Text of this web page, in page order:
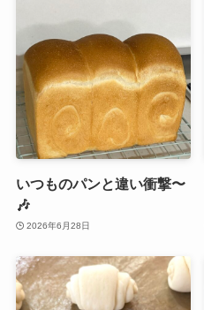
いつものパンと違い衝撃〜
🎶
2026年6月28日